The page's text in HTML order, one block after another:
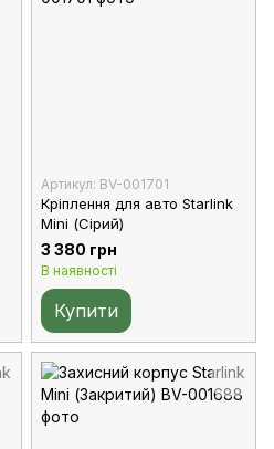
Артикул: BV-001701
Кріплення для авто Starlink
Mini (Сірий)
3 380 грн
В наявності
Купити